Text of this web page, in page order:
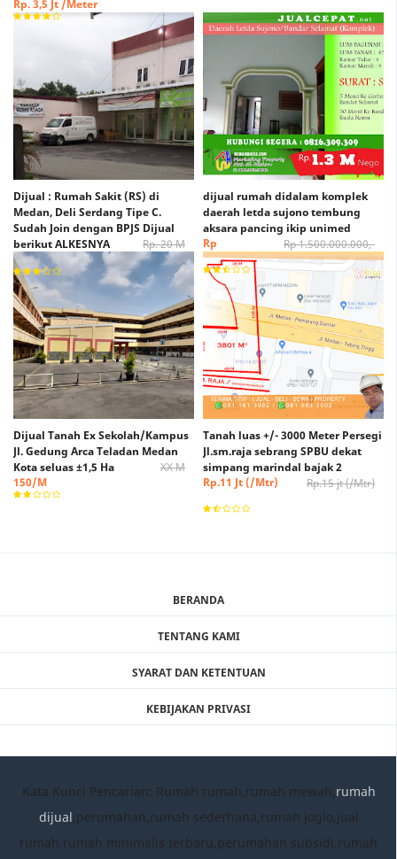
Rp. 3,5 Jt /Meter
Dijual : Rumah Sakit (RS) di
Medan, Deli Serdang Tipe C.
Sudah Join dengan BPJS Dijual
berikut ALKESNYA
Rp. 20 M
Rp. 15 M (Nego)
dijual rumah didalam komplek
daerah letda sujono tembung
aksara pancing ikip unimed
Rp 1.500.000.000,-
Rp
1.300.000.000,-
Dijual Tanah Ex Sekolah/Kampus
Jl. Gedung Arca Teladan Medan
Kota seluas ±1,5 Ha
XX M
150/M
Tanah luas +/- 3000 Meter Persegi
Jl.sm.raja sebrang SPBU dekat
simpang marindal bajak 2
Rp.15 jt (/Mtr)
Rp.11 Jt (/Mtr)
BERANDA
TENTANG KAMI
SYARAT DAN KETENTUAN
KEBIJAKAN PRIVASI
Kata Kunci Pencarian: Rumah rumah,rumah mewah,rumah
dijual,perumahan,rumah sederhana,rumah joglo,jual
rumah,rumah minimalis terbaru,perumahan subsidi,rumah